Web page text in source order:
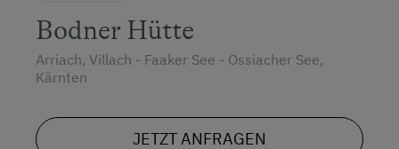
Bodner Hütte
Arriach, Villach - Faaker See - Ossiacher See,
Kärnten
JETZT ANFRAGEN